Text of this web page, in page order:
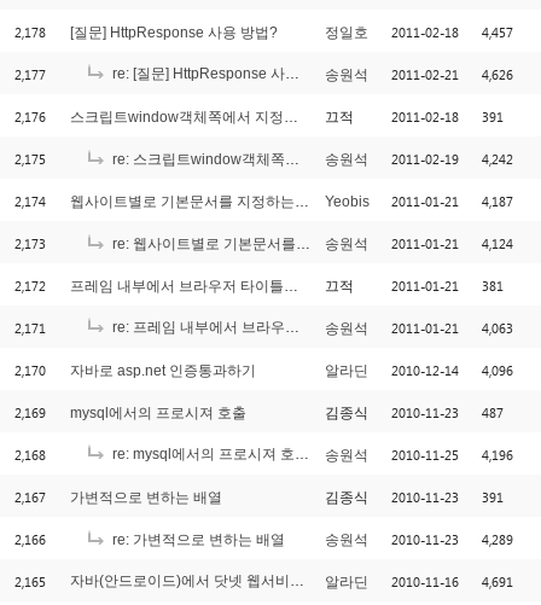
2,178 [질문] HttpResponse 사용 방법? 정일호 2011-02-18 4,457
2,177 re: [질문] HttpResponse 사용 방법? [3]
송원석 2011-02-21 4,626
2,176 스크립트window객체쪽에서 지정되지 않은 오류 끄적 2011-02-18 391
2,175 re: 스크립트window객체쪽에서 지정되지 않은 오류 송원석 2011-02-19 4,242
2,174 웹사이트별로 기본문서를 지정하는 방법 Yeobis 2011-01-21 4,187
2,173 re: 웹사이트별로 기본문서를 지정하는 방법 송원석 2011-01-21 4,124
2,172 프레임 내부에서 브라우저 타이틀을 바꾸고 싶을때 끄적 2011-01-21 381
2,171 re: 프레임 내부에서 브라우저 타이틀을 바꾸고 싶을때 송원석 2011-01-21 4,063
2,170 자바로 asp.net 인증통과하기 알라딘 2010-12-14 4,096
2,169 mysql에서의 프로시져 호출 김종식 2010-11-23 487
2,168 re: mysql에서의 프로시져 호출 송원석 2010-11-25 4,196
2,167 가변적으로 변하는 배열 김종식 2010-11-23 391
2,166 re: 가변적으로 변하는 배열 송원석 2010-11-23 4,289
2,165 자바(안드로이드)에서 닷넷 웹서비스호출 [2]
알라딘 2010-11-16 4,691